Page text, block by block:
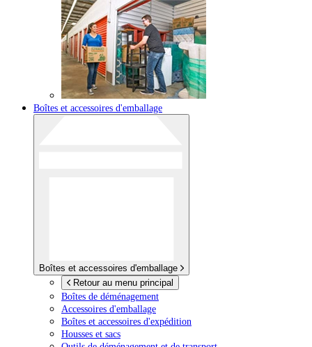
Boîtes et accessoires d'emballage
Boîtes et accessoires d'emballage
Retour au menu principal
Boîtes de déménagement
Accessoires d'emballage
Boîtes et accessoires d'expédition
Housses et sacs